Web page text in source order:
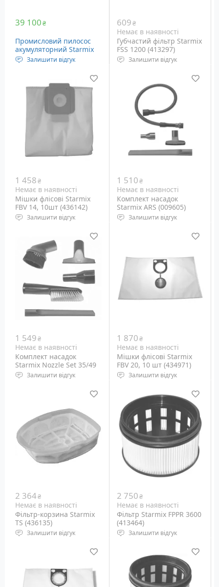
39 100₴
Промисловий пилосос
акумуляторний Starmix
ISC Batrix M 36-18V
(100777)
Залишити відгук
Вольт Li-HD
Ємність пилозбірника:
25/20/15 літрів
Вага: 12.5 кг
609₴
Немає в наявності
Губчастий фільтр Starmix
FSS 1200 (413297)
Залишити відгук
пилососів Starmix
1 458₴
Немає в наявності
Мішки флісові Starmix
FBV 14, 10шт (436142)
Залишити відгук
1 510₴
Немає в наявності
Комплект насадок
Starmix ARS (009605)
Залишити відгук
1 549₴
Немає в наявності
Комплект насадок
Starmix Nozzle Set 35/49
(014142)
Залишити відгук
1 870₴
Немає в наявності
Мішки флісові Starmix
FBV 20, 10 шт (434971)
Залишити відгук
Starmix 20-22 літри
2 364₴
Немає в наявності
Фільтр-корзина Starmix
TS (436135)
Залишити відгук
2 750₴
Немає в наявності
Фільтр Starmix FPPR 3600
(413464)
Залишити відгук
для Starmix